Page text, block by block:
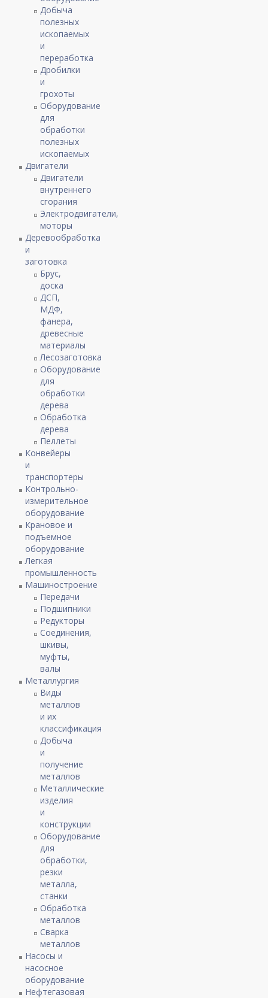
Добыча
полезных
ископаемых
и
переработка
Дробилки
и
грохоты
Оборудование
для
обработки
полезных
ископаемых
Двигатели
Двигатели
внутреннего
сгорания
Электродвигатели,
моторы
Деревообработка
и
заготовка
Брус,
доска
ДСП,
МДФ,
фанера,
древесные
материалы
Лесозаготовка
Оборудование
для
обработки
дерева
Обработка
дерева
Пеллеты
Конвейеры
и
транспортеры
Контрольно-
измерительное
оборудование
Крановое и
подъемное
оборудование
Легкая
промышленность
Машиностроение
Передачи
Подшипники
Редукторы
Соединения,
шкивы,
муфты,
валы
Металлургия
Виды
металлов
и их
классификация
Добыча
и
получение
металлов
Металлические
изделия
и
конструкции
Оборудование
для
обработки,
резки
металла,
станки
Обработка
металлов
Сварка
металлов
Насосы и
насосное
оборудование
Нефтегазовая